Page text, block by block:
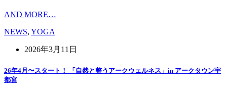
AND MORE…
NEWS, YOGA
2026年3月11日
26年4月〜スタート！ 「自然と整うアークウェルネス」in アークタウン宇
都宮